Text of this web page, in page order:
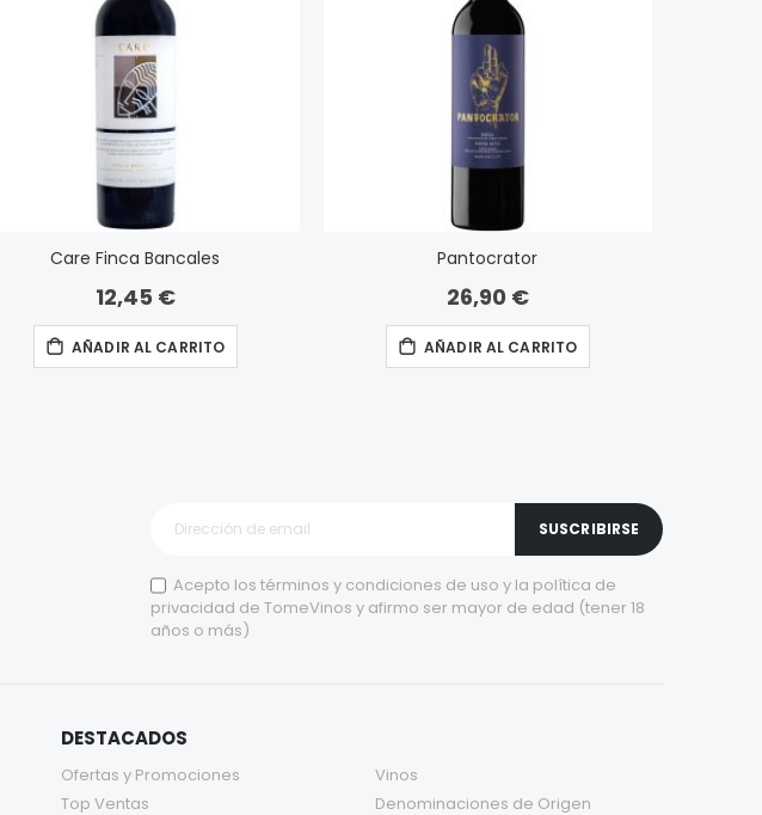
Care Finca Bancales
12,45 €
AÑADIR AL CARRITO
Pantocrator
26,90 €
AÑADIR AL CARRITO
SUSCRIBIRSE
Acepto los términos y condiciones de uso y la política de
privacidad de TomeVinos y afirmo ser mayor de edad (tener 18
años o más)
DESTACADOS
Ofertas y Promociones
Top Ventas
Vinos
Denominaciones de Origen